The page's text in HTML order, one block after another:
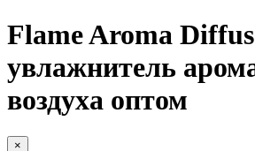
Flame Aroma
увлажнитель
воздуха оптом
×